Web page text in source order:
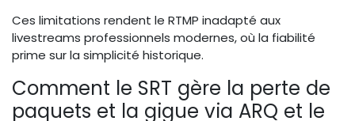
Ces limitations rendent le RTMP inadapté aux
livestreams professionnels modernes, où la fiabilité
prime sur la simplicité historique.
Comment le SRT gère la perte de
paquets et la gigue via ARQ et le